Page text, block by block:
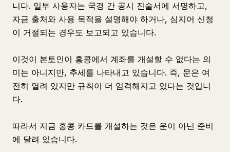
니다. 일부 사용자는 국경 간 공시 진술서에 서명하고,
자금 출처와 사용 목적을 설명해야 하거나, 심지어 신청
이 거절되는 경우도 보고되고 있습니다.
이것이 본토인이 홍콩에서 계좌를 개설할 수 없다는 의
미는 아니지만, 추세를 나타내고 있습니다. 즉, 문은 여
전히 열려 있지만 규칙이 더 엄격해지고 있다는 것입니
다.
따라서 지금 홍콩 카드를 개설하는 것은 운이 아닌 준비
에 달려 있습니다.